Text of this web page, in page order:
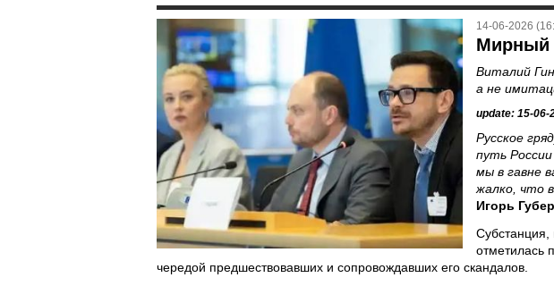
14-06-2026
Мирный
Виталий
а не
update: 15-06-
Русское
путь
мы в гавне
жалко, что
Игорь
отметилась
чередой предшествовавших и сопровождавших его скандалов.